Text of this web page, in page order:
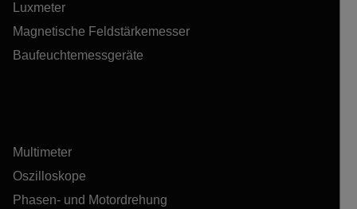
Luxmeter
Magnetische Feldstärkemesser
Baufeuchtemessgeräte
Multimeter
Oszilloskope
Phasen- und Motordrehung